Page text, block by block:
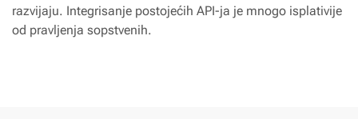
razvijaju. Integrisanje postojećih API-ja je mnogo isplativije
od pravljenja sopstvenih.